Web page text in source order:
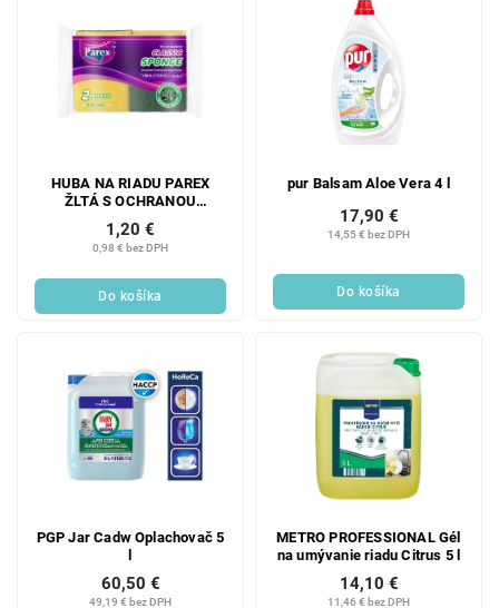
HUBA NA RIADU PAREX
ŽLTÁ S OCHRANOU
0,98 € bez DPH
1,20 €
Do košíka
pur Balsam Aloe Vera 4 l
14,55 € bez DPH
17,90 €
Do košíka
PGP Jar Cadw Oplachovač 5
l
49,19 € bez DPH
60,50 €
METRO PROFESSIONAL Gél
na umývanie riadu Citrus 5 l
11,46 € bez DPH
14,10 €